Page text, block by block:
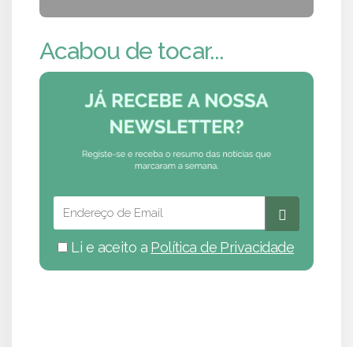
Acabou de tocar...
Li e aceito a Política de Privacidade